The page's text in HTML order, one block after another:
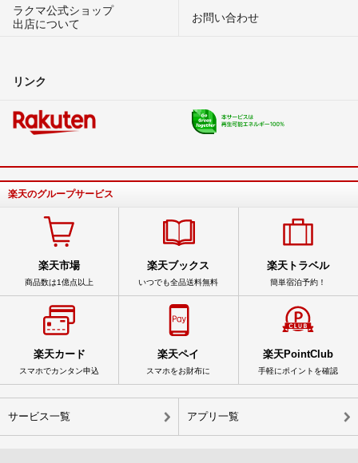
ラクマ公式ショップ
出店について
お問い合わせ
リンク
楽天のグループサービス
楽天市場
商品数は1億点以上
楽天ブックス
いつでも全品送料無料
楽天トラベル
簡単宿泊予約！
楽天カード
スマホでカンタン申込
楽天ペイ
スマホをお財布に
楽天PointClub
手軽にポイントを確認
サービス一覧 アプリ一覧